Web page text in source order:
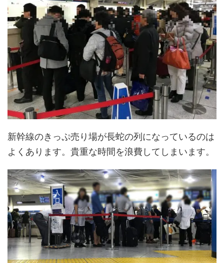
新幹線のきっぷ売り場が長蛇の列になっているのは
よくあります。貴重な時間を浪費してしまいます。